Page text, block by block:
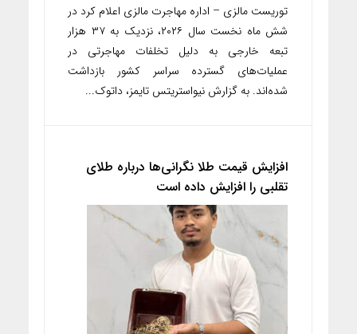
توریست مالزی – اداره مهاجرت مالزی اعلام کرد در
شش ماه نخست سال ۲۰۲۶، نزدیک به ۳۷ هزار
تبعه خارجی به دلیل تخلفات مهاجرتی در
عملیات‌های گسترده سراسر کشور بازداشت
شده‌اند. به گزارش نیواستریتس تایمز، داتوک...
افزایش قیمت طلا نگرانی‌ها درباره طلای
تقلبی را افزایش داده است